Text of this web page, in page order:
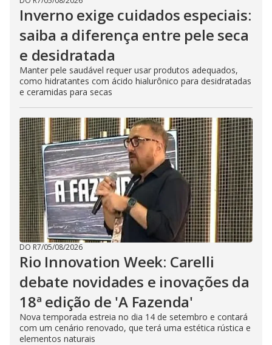
Inverno exige cuidados especiais:
saiba a diferença entre pele seca
e desidratada
Manter pele saudável requer usar produtos adequados,
como hidratantes com ácido hialurônico para desidratadas
e ceramidas para secas
DO R7/05/08/2026
Rio Innovation Week: Carelli
debate novidades e inovações da
18ª edição de 'A Fazenda'
Nova temporada estreia no dia 14 de setembro e contará
com um cenário renovado, que terá uma estética rústica e
elementos naturais